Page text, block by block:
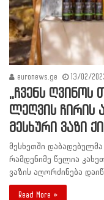
euronews.ge 13/02/
,,ჩვენს ღვინოს
ლეღვის ჩირის
მესხური ვაზი
მესხეთში
რამდენიმე წელია
ვაზის აღორძინება
Read More »